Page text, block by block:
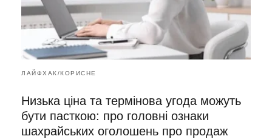
ЛАЙФХАК/КОРИСНЕ
Низька ціна та термінова угода можуть
бути пасткою: про головні ознаки
шахрайських оголошень про продаж